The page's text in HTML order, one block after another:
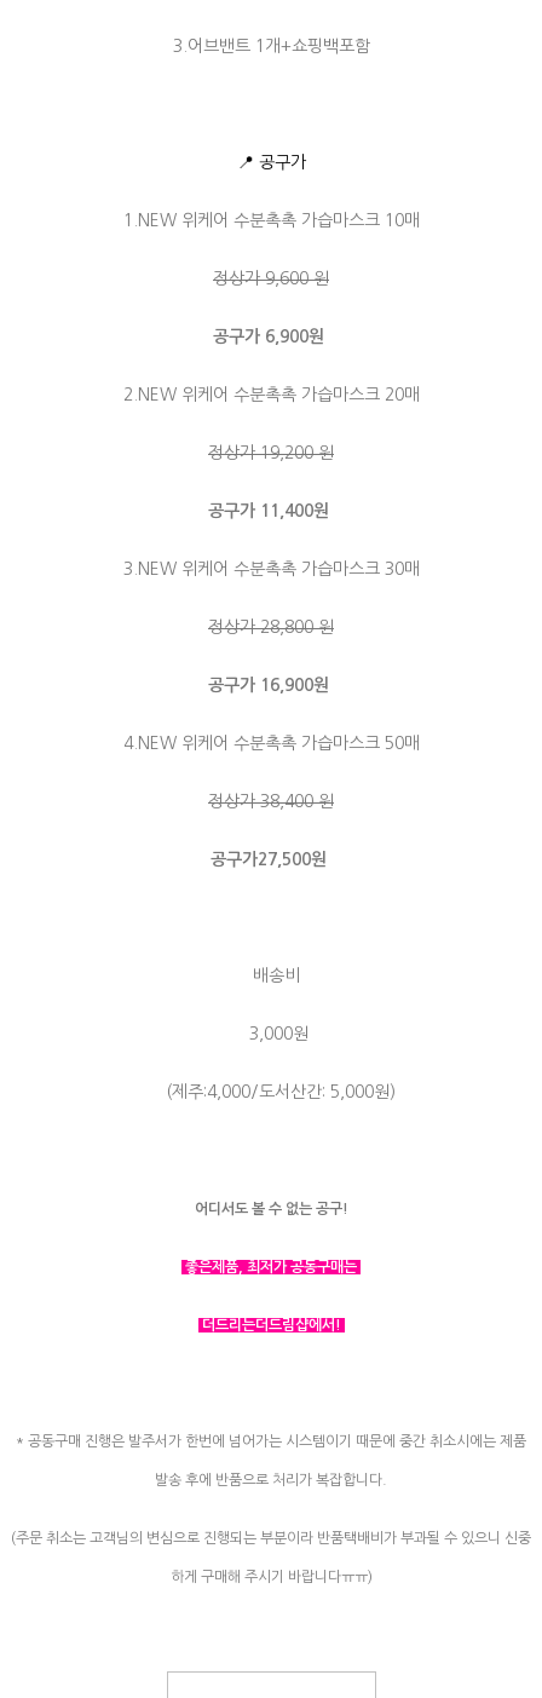
3.어브밴트 1개+쇼핑백포함
📍 공구가
1.NEW 위케어 수분촉촉 가습마스크 10매
정상가 9,600 원
공구가 6,900원
2.NEW 위케어 수분촉촉 가습마스크 20매
정상가 19,200 원
공구가 11,400원
3.NEW 위케어 수분촉촉 가습마스크 30매
정상가 28,800 원
공구가 16,900원
4.NEW 위케어 수분촉촉 가습마스크 50매
정상가 38,400 원
공구가27,500원
배송비
3,000원
(제주:4,000/도서산간: 5,000원)
어디서도 볼 수 없는 공구!
좋은제품, 최저가 공동구매는
더드리는더드림샵에서!
* 공동구매 진행은 발주서가 한번에 넘어가는 시스템이기 때문에 중간 취소시에는 제품
발송 후에 반품으로 처리가 복잡합니다.
(주문 취소는 고객님의 변심으로 진행되는 부분이라 반품택배비가 부과될 수 있으니 신중
하게 구매해 주시기 바랍니다ㅠㅠ)